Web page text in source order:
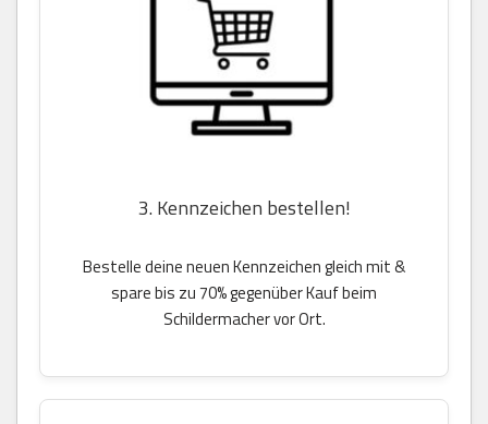
3. Kennzeichen bestellen!
Bestelle deine neuen Kennzeichen gleich mit &
spare bis zu 70% gegenüber Kauf beim
Schildermacher vor Ort.